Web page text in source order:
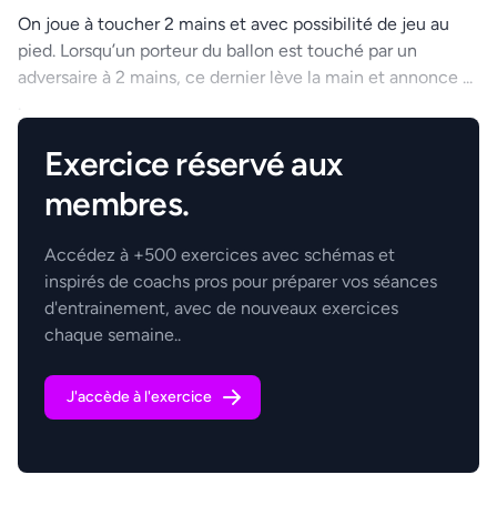
On joue à toucher 2 mains et avec possibilité de jeu au
pied. Lorsqu’un porteur du ballon est touché par un
adversaire à 2 mains, ce dernier lève la main et annonce ...
Exercice réservé aux
membres.
Accédez à +500 exercices avec schémas et
inspirés de coachs pros pour préparer vos séances
d'entrainement, avec de nouveaux exercices
chaque semaine..
J'accède à l'exercice